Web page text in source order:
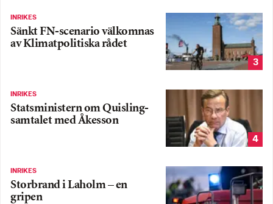
INRIKES
Sänkt FN-scenario välkomnas
av Klimatpolitiska rådet
3
INRIKES
Statsministern om Quisling-
samtalet med Åkesson
4
INRIKES
Storbrand i Laholm – en
gripen